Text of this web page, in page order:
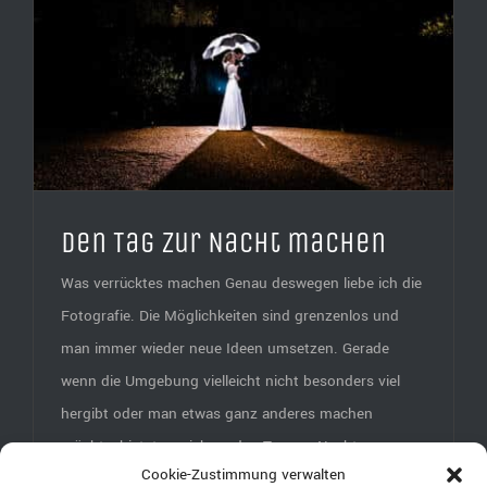
Cookie-Zustimmung verwalten
Den Tag zur Nacht machen
Was verrücktes machen Genau deswegen liebe ich die
Fotografie. Die Möglichkeiten sind grenzenlos und
man immer wieder neue Ideen umsetzen. Gerade
wenn die Umgebung vielleicht nicht besonders viel
hergibt oder man etwas ganz anderes machen
möchte, bietet es sich an den Tag zur Nacht zur
machen. Das bedeutet ihr blendet den Hintergrund